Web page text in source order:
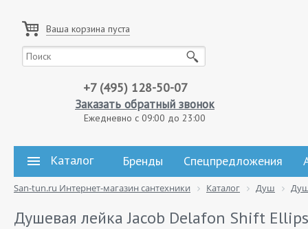
Ваша корзина пуста
+7 (495) 128-50-07
Заказать обратный звонок
Ежедневно с 09:00 до 23:00
Каталог Бренды Спецпредложения
San-tun.ru Интернет-магазин сантехники Каталог Душ
Душевая лейка Jacob Delafon Shift